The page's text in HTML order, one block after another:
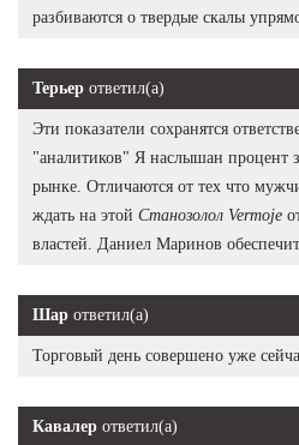
разбиваются о твердые скалы
Терьер ответил(а)
Эти показатели сохранятся
"аналитиков" Я наслышан процент
рынке. Отличаются от тех что
ждать на этой Станозолол Vermoje
властей. Даниел Маринов
Шар ответил(а)
Торговый день совершено уже
Кавалер ответил(а)